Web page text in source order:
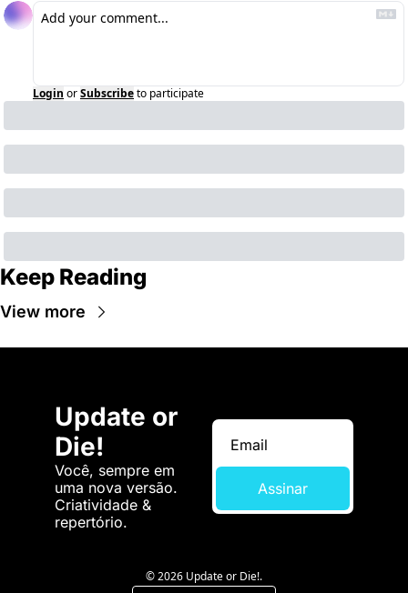
Login orSubscribeto participate
Keep Reading
View more
Update or
Die!
Você, sempre em
uma nova versão.
Criatividade &
repertório.
Assinar
© 2026 Update or Die!.